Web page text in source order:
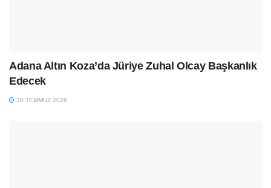
Adana Altın Koza’da Jüriye Zuhal Olcay Başkanlık
Edecek
30 TEMMUZ 2026